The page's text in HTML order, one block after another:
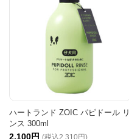
ハートランド ZOIC パピドール リ
ンス 300ml
2,100円